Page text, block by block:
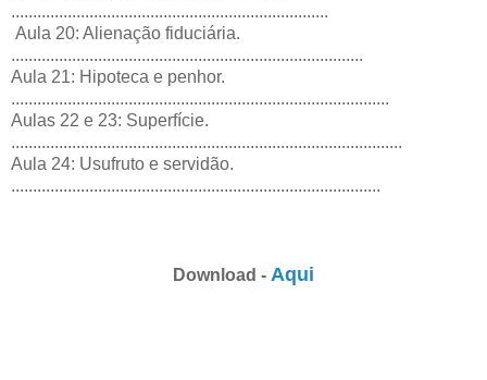
.........................................................................
Aula 20: Alienação fiduciária.
.................................................................................
Aula 21: Hipoteca e penhor.
.......................................................................................
Aulas 22 e 23: Superfície.
..........................................................................................
Aula 24: Usufruto e servidão.
.....................................................................................
Download - Aqui